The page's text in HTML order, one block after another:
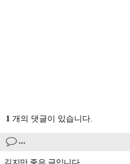
1 개의 댓글이 있습니다.
...